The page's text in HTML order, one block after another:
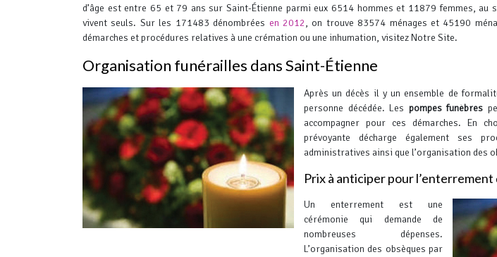
d’âge est entre 65 et 79 ans sur Saint-Étienne parmi eux 6514 hommes et 11879 femmes, au
vivent seuls. Sur les 171483 dénombrées en 2012, on trouve 83574 ménages et 45190
démarches et procédures relatives à une crémation ou une inhumation, visitez Notre Site.
Organisation funérailles dans Saint-Étienne
Après un décès il y un ensemble de
personne décédée. Les pompes funèbres
accompagner pour ces démarches. En
prévoyante décharge également ses
administratives ainsi que l’organisation des
Prix à anticiper pour l’enterrement
Un enterrement est une
cérémonie qui demande de
nombreuses dépenses.
L’organisation des obsèques par